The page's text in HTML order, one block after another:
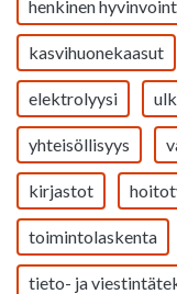
henkinen
kasvihuonekaasut
elektrolyysi
yhteisöllisyys
kirjastot
toimintolaskenta
tieto- ja